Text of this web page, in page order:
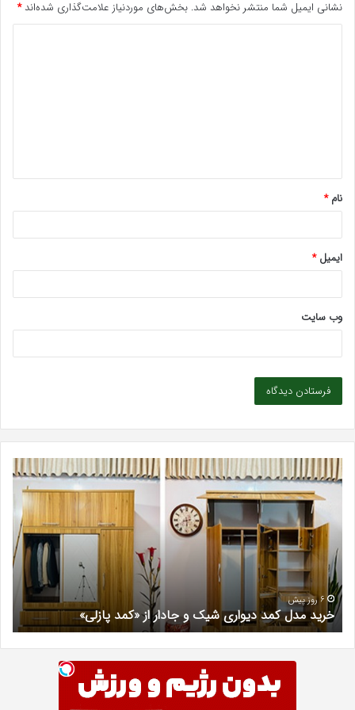
نشانی ایمیل شما منتشر نخواهد شد. بخش‌های موردنیاز علامت‌گذاری شده‌اند*
*
نام*
ایمیل*
وب‌ سایت
خرید
مدل
دیواری
شیک
جادار
از
«کمد
پازلی»
6 روز پیش
خرید مدل کمد دیواری شیک و جادار از «کمد پازلی»
در